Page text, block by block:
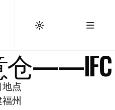
仓——IFC
点
州